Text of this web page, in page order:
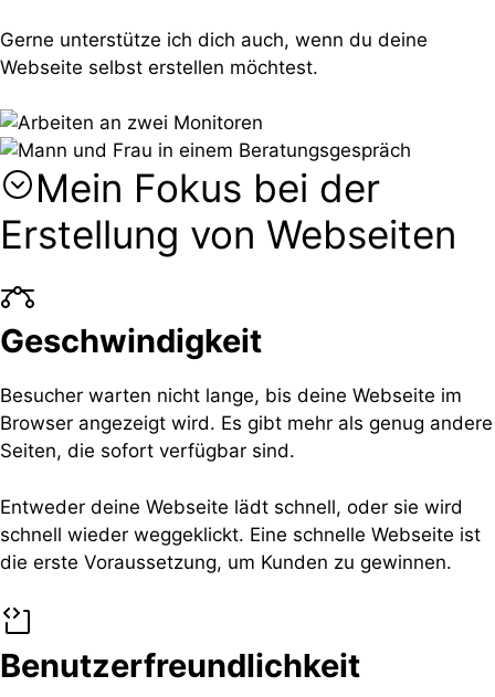
Gerne unterstütze ich dich auch, wenn du deine
Webseite selbst erstellen möchtest.
Mein Fokus bei der
Erstellung von Webseiten
Geschwindigkeit
Besucher warten nicht lange, bis deine Webseite im
Browser angezeigt wird. Es gibt mehr als genug andere
Seiten, die sofort verfügbar sind.
Entweder deine Webseite lädt schnell, oder sie wird
schnell wieder weggeklickt. Eine schnelle Webseite ist
die erste Voraussetzung, um Kunden zu gewinnen.
Benutzerfreundlichkeit